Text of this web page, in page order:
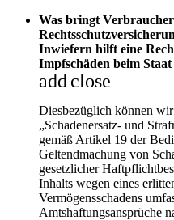
Was bringt
Inwiefern hilft eine
Impfschäden beim
add close
Diesbezüglich können
„Schadenersatz- und
gemäß Artikel 19 der
Geltendmachung von
gesetzlicher
Inhalts wegen eines
Vermögensschadens
Amtshaftungsansprüche